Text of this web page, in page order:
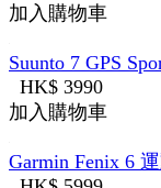
加入購物車
Suunto 7 GPS
HK$ 3990
加入購物車
Garmin Fenix 6